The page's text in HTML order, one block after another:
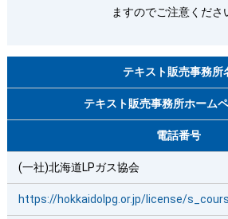
ますのでご注意くださ
テキスト販売事務所
テキスト販売事務所ホーム
電話番号
(一社)北海道LPガス協会
https://hokkaidolpg.or.jp/license/